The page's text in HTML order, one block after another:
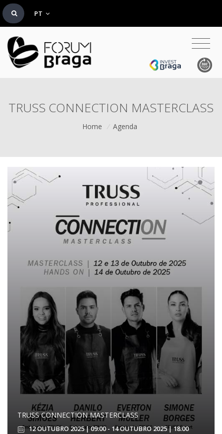
PT
TRUSS CONNECTION MASTERCLASS
Home / Agenda
TRUSS CONNECTION MASTERCLASS
12 OUTUBRO 2025 | 09:00 - 14 OUTUBRO 2025 | 18:00